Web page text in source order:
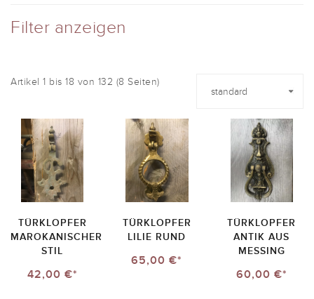
Filter anzeigen
Artikel 1 bis 18 von 132 (8 Seiten)
TÜRKLOPFER
MAROKANISCHER
STIL
42,00 €*
TÜRKLOPFER
LILIE RUND
65,00 €*
TÜRKLOPFER
ANTIK AUS
MESSING
60,00 €*